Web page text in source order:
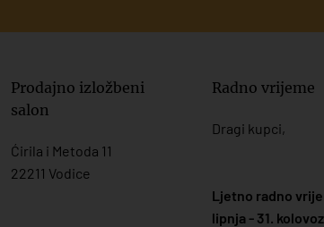
Prodajno izložbeni
salon
Ćirila i Metoda 11
22211 Vodice
Radno vrijeme
Dragi kupci,
Ljetno radno
lipnja - 31.